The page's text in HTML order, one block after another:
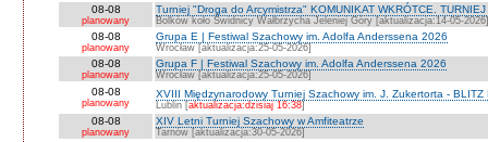
08-08
planowany
Turniej "Droga do Arcymistrza" KOMUNIKAT WKRÓTCE.
Bolków koło Świdnicy Wałbrzycha Jeleniej Góry [aktualizacja:14-05-2026]
08-08
planowany
Grupa E | Festiwal Szachowy im. Adolfa Anderssena 2026
Wrocław [aktualizacja:25-05-2026]
08-08
planowany
Grupa F | Festiwal Szachowy im. Adolfa Anderssena 2026
Wrocław [aktualizacja:25-05-2026]
08-08
planowany
XVIII Międzynarodowy Turniej Szachowy im. J. Zukertorta -
Lublin [aktualizacja:dzisiaj 16:38]
08-08
planowany
XIV Letni Turniej Szachowy w Amfiteatrze
Tarnów [aktualizacja:30-05-2026]